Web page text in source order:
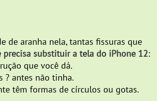
de aranha nela, tantas fissuras que
substituir a tela do iPhone 12:
que você dá.
? antes não tinha.
têm formas de círculos ou gotas.